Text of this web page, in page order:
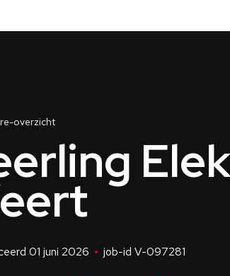
overzicht
01 juni 2026 job-id V-097281